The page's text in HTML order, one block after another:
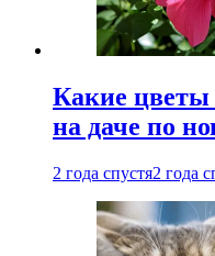
Какие цветы
на даче по
2 года спустя2 года